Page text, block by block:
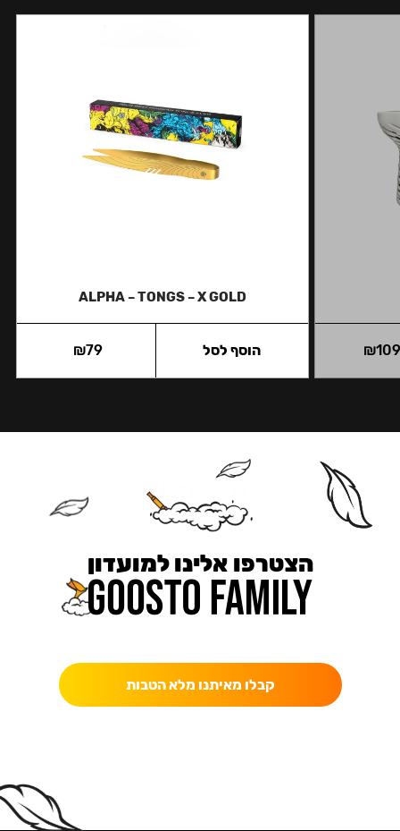
₪
ALPHA – TONGS – X GOLD
₪79 הוסף לסל
הצטרפו אלינו למועדון
קבלו מאיתנו מלא הטבות